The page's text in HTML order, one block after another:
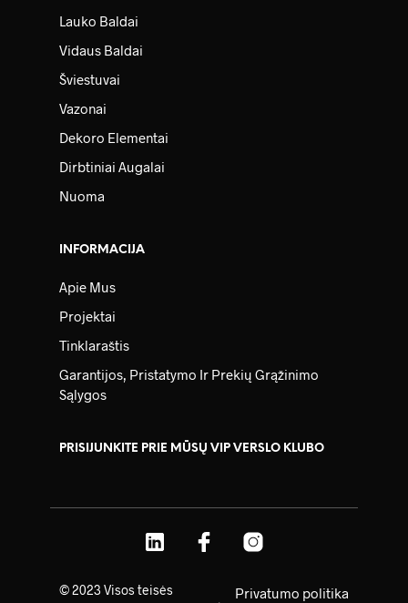
Lauko Baldai
Vidaus Baldai
Šviestuvai
Vazonai
Dekoro Elementai
Dirbtiniai Augalai
Nuoma
INFORMACIJA
Apie Mus
Projektai
Tinklaraštis
Garantijos, Pristatymo Ir Prekių Grąžinimo
Sąlygos
PRISIJUNKITE PRIE MŪSŲ VIP VERSLO KLUBO
Privatumo politika
© 2023 Visos teisės